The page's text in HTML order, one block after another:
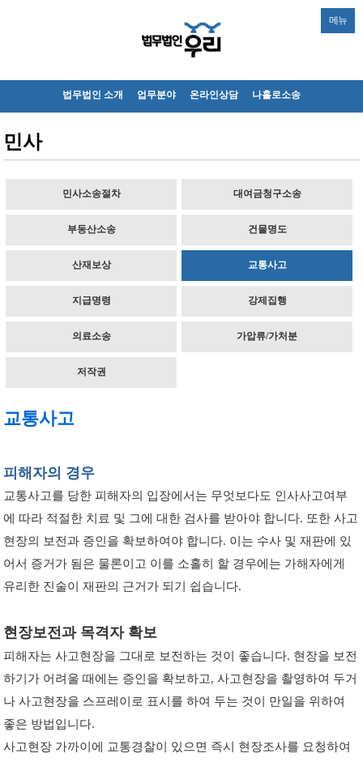
메뉴
법무법인 소개 업무분야 온라인상담 나홀로소송
민사
민사소송절차 대여금청구소송
부동산소송 건물명도
산재보상 교통사고
지급명령 강제집행
의료소송 가압류/가처분
저작권
교통사고
피해자의 경우
교통사고를 당한 피해자의 입장에서는 무엇보다도 인사사고여부
에 따라 적절한 치료 및 그에 대한 검사를 받아야 합니다. 또한 사고
현장의 보전과 증인을 확보하여야 합니다. 이는 수사 및 재판에 있
어서 증거가 됨은 물론이고 이를 소홀히 할 경우에는 가해자에게
유리한 진술이 재판의 근거가 되기 쉽습니다.
현장보전과 목격자 확보
피해자는 사고현장을 그대로 보전하는 것이 좋습니다. 현장을 보전
하기가 어려울 때에는 증인을 확보하고, 사고현장을 촬영하여 두거
나 사고현장을 스프레이로 표시를 하여 두는 것이 만일을 위하여
좋은 방법입니다.
사고현장 가까이에 교통경찰이 있으면 즉시 현장조사를 요청하여